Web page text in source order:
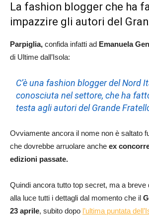
La fashion blogger che ha
impazzire gli autori del
Parpiglia, confida infatti ad Emanuela
di Ultime dall’Isola:
C’è una fashion blogger del Nord
conosciuta nel settore, che ha
testa agli autori del Grande
Ovviamente ancora il nome non è saltato
che dovrebbe arruolare anche ex
edizioni passate.
Quindi ancora tutto top secret, ma a breve
alla luce tutti i dettagli dal momento che il
23 aprile, subito dopo l’ultima puntata